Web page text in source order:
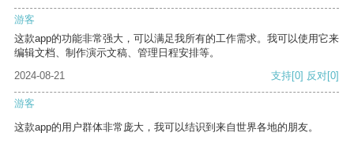
游客
这款app的功能非常强大，可以满足我所有的工作需求。我可以使用它来
编辑文档、制作演示文稿、管理日程安排等。
2024-08-21
支持[0] 反对[0]
游客
这款app的用户群体非常庞大，我可以结识到来自世界各地的朋友。